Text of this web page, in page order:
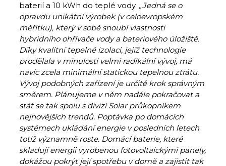
baterií a 10 kWh do teplé vody. „Jedná se o
opravdu unikátní výrobek (v celoevropském
měřítku), který v sobě snoubí vlastnosti
hybridního ohřívače vody a bateriového úložiště.
Díky kvalitní tepelné izolaci, jejíž technologie
prodělala v minulosti velmi radikální vývoj, má
navíc zcela minimální statickou tepelnou ztrátu.
Vývoj podobných zařízení je určitě krok správným
směrem. Plánujeme v něm nadále pokračovat a
stát se tak spolu s divizí Solar průkopníkem
nejnovějších trendů. Poptávka po domácích
systémech ukládání energie v posledních letech
totiž významně roste. Domácí baterie, které
skladují energii vyrobenou fotovoltaickými panely,
dokážou pokrýt její spotřebu v domě a zajistit tak